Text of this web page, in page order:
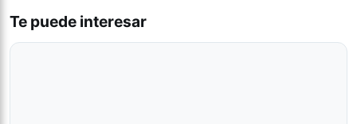
Te puede interesar